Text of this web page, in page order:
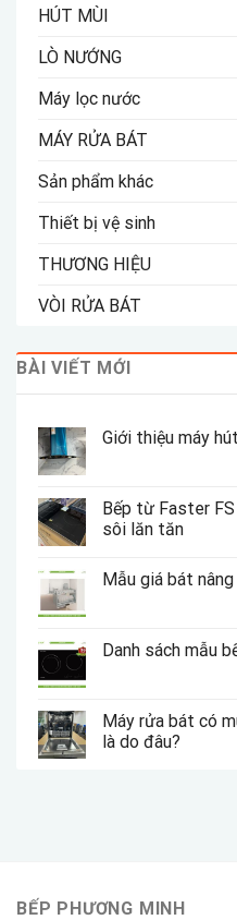
HÚT MÙI
LÒ NƯỚNG
Máy lọc nước
MÁY RỬA BÁT
Sản phẩm khác
Thiết bị vệ sinh
THƯƠNG HIỆU
VÒI RỬA BÁT
BÀI VIẾT MỚI
Giới thiệu máy
Bếp từ Faster
sôi lăn tăn
Mẫu giá bát
Danh sách mẫu
Máy rửa bát có
là do đâu?
BẾP PHƯƠNG MINH